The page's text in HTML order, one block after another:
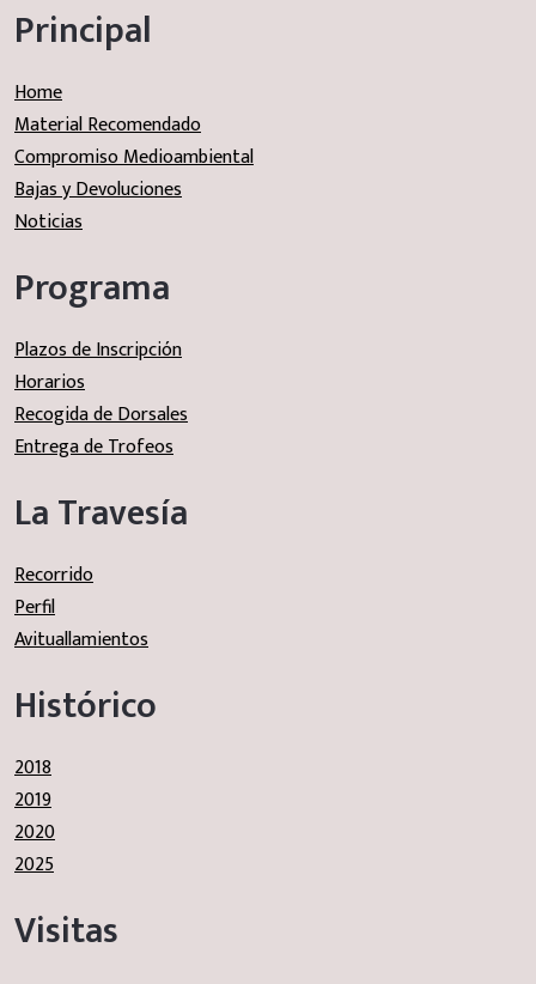
Principal
Home
Material Recomendado
Compromiso Medioambiental
Bajas y Devoluciones
Noticias
Programa
Plazos de Inscripción
Horarios
Recogida de Dorsales
Entrega de Trofeos
La Travesía
Recorrido
Perfil
Avituallamientos
Histórico
2018
2019
2020
2025
Visitas